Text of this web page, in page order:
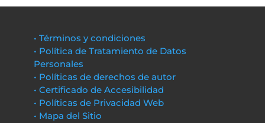
• Términos y condiciones
• Política de Tratamiento de Datos
Personales
• Políticas de derechos de autor
• Certificado de Accesibilidad
• Políticas de Privacidad Web
• Mapa del Sitio